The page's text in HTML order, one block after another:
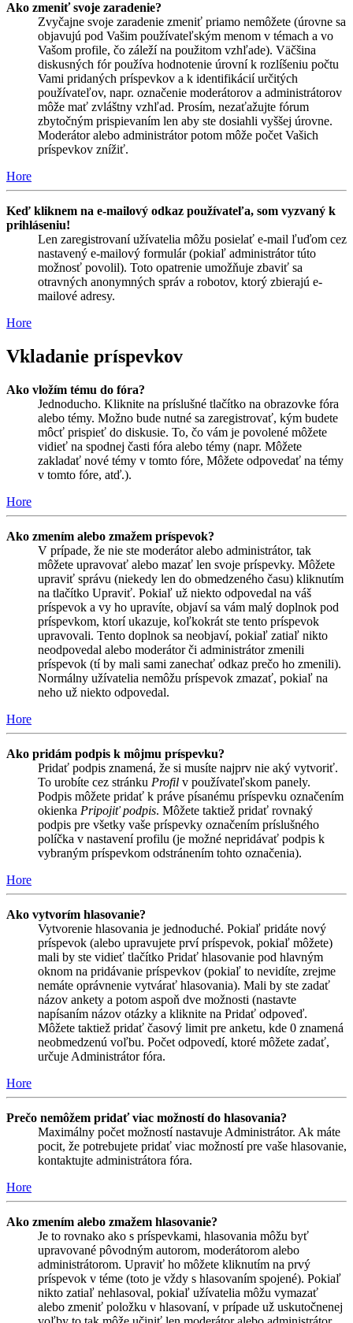
Ako zmeniť svoje zaradenie?
Zvyčajne svoje zaradenie zmeniť priamo nemôžete (úrovne sa
objavujú pod Vašim používateľským menom v témach a vo
Vašom profile, čo záleží na použitom vzhľade). Väčšina
diskusných fór používa hodnotenie úrovní k rozlíšeniu počtu
Vami pridaných príspevkov a k identifikácií určitých
používateľov, napr. označenie moderátorov a administrátorov
môže mať zvláštny vzhľad. Prosím, nezaťažujte fórum
zbytočným prispievaním len aby ste dosiahli vyššej úrovne.
Moderátor alebo administrátor potom môže počet Vašich
príspevkov znížiť.
Hore
Keď kliknem na e-mailový odkaz používateľa, som vyzvaný k
prihláseniu!
Len zaregistrovaní užívatelia môžu posielať e-mail ľuďom cez
nastavený e-mailový formulár (pokiaľ administrátor túto
možnosť povolil). Toto opatrenie umožňuje zbaviť sa
otravných anonymných správ a robotov, ktorý zbierajú e-
mailové adresy.
Hore
Vkladanie príspevkov
Ako vložím tému do fóra?
Jednoducho. Kliknite na príslušné tlačítko na obrazovke fóra
alebo témy. Možno bude nutné sa zaregistrovať, kým budete
môcť prispieť do diskusie. To, čo vám je povolené môžete
vidieť na spodnej časti fóra alebo témy (napr. Môžete
zakladať nové témy v tomto fóre, Môžete odpovedať na témy
v tomto fóre, atď.).
Hore
Ako zmením alebo zmažem príspevok?
V prípade, že nie ste moderátor alebo administrátor, tak
môžete upravovať alebo mazať len svoje príspevky. Môžete
upraviť správu (niekedy len do obmedzeného času) kliknutím
na tlačítko Upraviť. Pokiaľ už niekto odpovedal na váš
príspevok a vy ho upravíte, objaví sa vám malý doplnok pod
príspevkom, ktorí ukazuje, koľkokrát ste tento príspevok
upravovali. Tento doplnok sa neobjaví, pokiaľ zatiaľ nikto
neodpovedal alebo moderátor či administrátor zmenili
príspevok (tí by mali sami zanechať odkaz prečo ho zmenili).
Normálny užívatelia nemôžu príspevok zmazať, pokiaľ na
neho už niekto odpovedal.
Hore
Ako pridám podpis k môjmu príspevku?
Pridať podpis znamená, že si musíte najprv nie aký vytvoriť.
To urobíte cez stránku Profil v používateľskom panely.
Podpis môžete pridať k práve písanému príspevku označením
okienka Pripojiť podpis. Môžete taktiež pridať rovnaký
podpis pre všetky vaše príspevky označením príslušného
políčka v nastavení profilu (je možné nepridávať podpis k
vybraným príspevkom odstránením tohto označenia).
Hore
Ako vytvorím hlasovanie?
Vytvorenie hlasovania je jednoduché. Pokiaľ pridáte nový
príspevok (alebo upravujete prví príspevok, pokiaľ môžete)
mali by ste vidieť tlačítko Pridať hlasovanie pod hlavným
oknom na pridávanie príspevkov (pokiaľ to nevidíte, zrejme
nemáte oprávnenie vytvárať hlasovania). Mali by ste zadať
názov ankety a potom aspoň dve možnosti (nastavte
napísaním názov otázky a kliknite na Pridať odpoveď.
Môžete taktiež pridať časový limit pre anketu, kde 0 znamená
neobmedzenú voľbu. Počet odpovedí, ktoré môžete zadať,
určuje Administrátor fóra.
Hore
Prečo nemôžem pridať viac možností do hlasovania?
Maximálny počet možností nastavuje Administrátor. Ak máte
pocit, že potrebujete pridať viac možností pre vaše hlasovanie,
kontaktujte administrátora fóra.
Hore
Ako zmením alebo zmažem hlasovanie?
Je to rovnako ako s príspevkami, hlasovania môžu byť
upravované pôvodným autorom, moderátorom alebo
administrátorom. Upraviť ho môžete kliknutím na prvý
príspevok v téme (toto je vždy s hlasovaním spojené). Pokiaľ
nikto zatiaľ nehlasoval, pokiaľ užívatelia môžu vymazať
alebo zmeniť položku v hlasovaní, v prípade už uskutočnenej